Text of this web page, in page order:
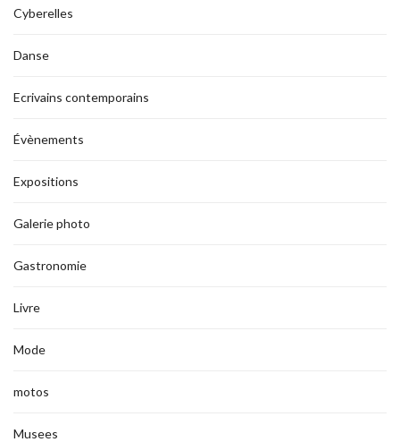
Cyberelles
Danse
Ecrivains contemporains
Évènements
Expositions
Galerie photo
Gastronomie
Livre
Mode
motos
Musees